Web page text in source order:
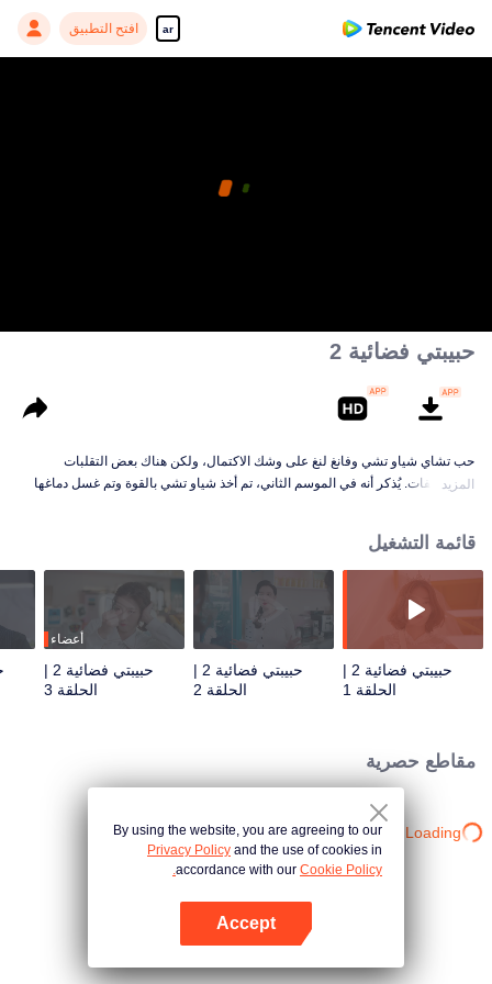
ar افتح التطبيق
حبيبتي فضائية 2
حب تشاي شياو تشي وفانغ لنغ على وشك الاكتمال، ولكن هناك بعض التقلبات
والمنعطفات. يُذكر أنه في الموسم الثاني، تم أخذ شياو تشي بالقوة وتم غسل دماغها
للجمهور إحساسًا بالانتعاش والمفاجأة.
المزيد
قائمة التشغيل
حبيبتي فضائية 2 |
الحلقة 1
حبيبتي فضائية 2 |
الحلقة 2
أعضاء
حبيبتي فضائية 2 |
الحلقة 3
مقاطع حصرية
Loading…
By using the website, you are agreeing to our
Privacy Policy and the use of cookies in
accordance with our Cookie Policy.
Accept